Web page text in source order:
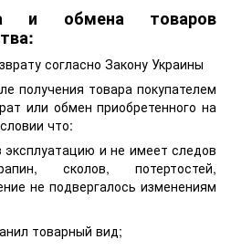
и обмена товаров
согласно Закону Украины
получения товара покупателем
или обмен приобретенного на
что:
и не имеет следов
сколов, потертостей,
не подвергалось изменениям
товарный вид;